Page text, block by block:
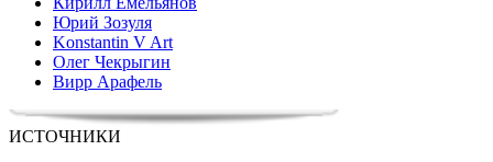
Юрий Зозуля
Konstantin V Art
Олег Чекрыгин
Вирр Арафель
ИСТОЧНИКИ